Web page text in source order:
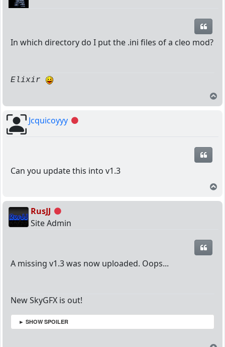
In which directory do I put the .ini files of a cleo mod?
Elixir
Jcquicoyyy Offline
Can you update this into v1.3
RusJJ Offline
Site Admin
A missing v1.3 was now uploaded. Oops...
New SkyGFX is out!
► SHOW SPOILER